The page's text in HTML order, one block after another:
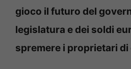
gioco il futuro del
legislatura e dei soldi
spremere i proprietari di